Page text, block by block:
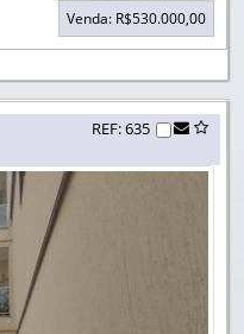
Venda: R$530.000,00
REF: 635